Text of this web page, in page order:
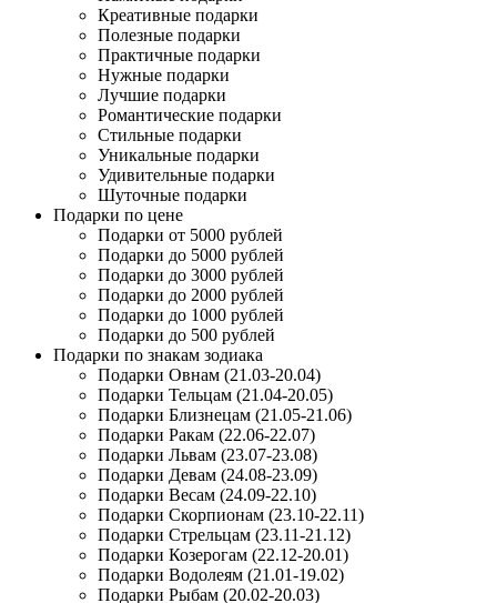
Креативные подарки
Полезные подарки
Практичные подарки
Нужные подарки
Лучшие подарки
Романтические подарки
Стильные подарки
Уникальные подарки
Удивительные подарки
Шуточные подарки
Подарки по цене
Подарки от 5000 рублей
Подарки до 5000 рублей
Подарки до 3000 рублей
Подарки до 2000 рублей
Подарки до 1000 рублей
Подарки до 500 рублей
Подарки по знакам зодиака
Подарки Овнам (21.03-20.04)
Подарки Тельцам (21.04-20.05)
Подарки Близнецам (21.05-21.06)
Подарки Ракам (22.06-22.07)
Подарки Львам (23.07-23.08)
Подарки Девам (24.08-23.09)
Подарки Весам (24.09-22.10)
Подарки Скорпионам (23.10-22.11)
Подарки Стрельцам (23.11-21.12)
Подарки Козерогам (22.12-20.01)
Подарки Водолеям (21.01-19.02)
Подарки Рыбам (20.02-20.03)